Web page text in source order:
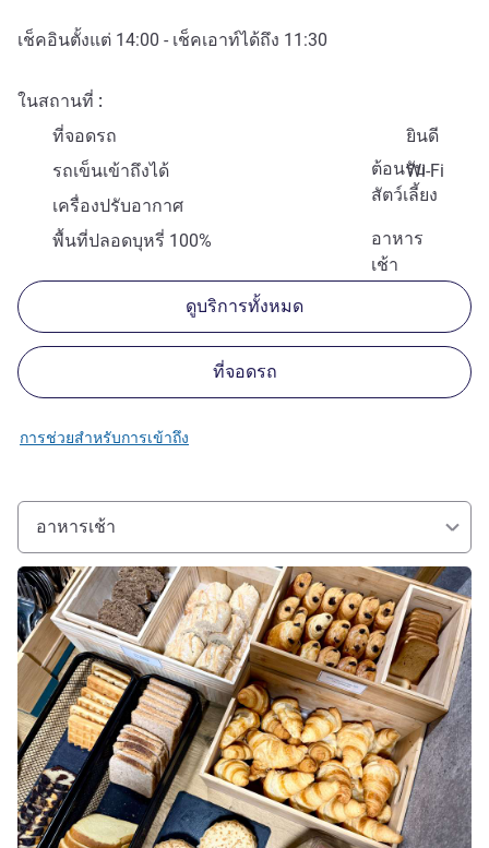
เช็คอินตั้งแต่ 14:00 - เช็คเอาท์ได้ถึง 11:30
ในสถานที่
ที่จอดรถ
ยินดี
ต้อนรับ
สัตว์เลี้ยง
รถเข็นเข้าถึงได้
Wi-Fi
เครื่องปรับอากาศ
อาหาร
เช้า
พื้นที่ปลอดบุหรี่ 100%
ดูบริการทั้งหมด
ที่จอดรถ
การช่วยสำหรับการเข้าถึง
อาหารเช้า
ดูรายละเอียด